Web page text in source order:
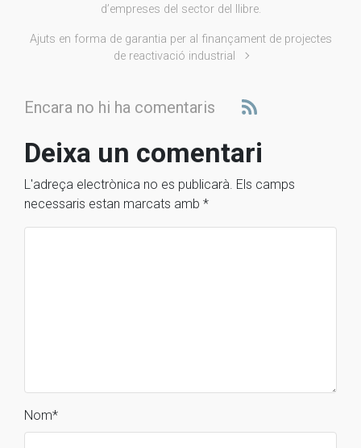
d’empreses del sector del llibre.
Ajuts en forma de garantia per al finançament de projectes
de reactivació industrial
Encara no hi ha comentaris
Deixa un comentari
L'adreça electrònica no es publicarà. Els camps
necessaris estan marcats amb *
Nom*